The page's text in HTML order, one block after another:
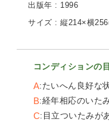
出版年 : 1996
サイズ : 縦214×横
コンディションの
A たいへん良好な
B 経年相応のいた
C 目立ついたみが